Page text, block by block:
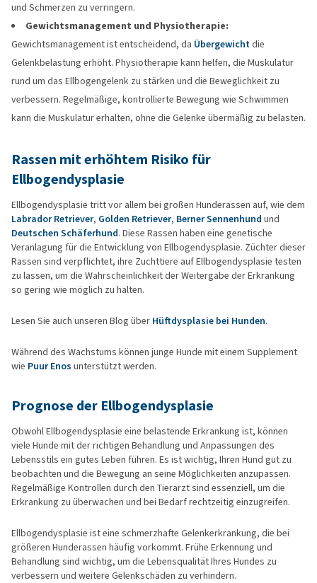
und Schmerzen zu verringern.
Gewichtsmanagement und Physiotherapie:
Gewichtsmanagement ist entscheidend, da Übergewichtdie
Gelenkbelastung erhöht. Physiotherapie kann helfen, die Muskulatur
rund um das Ellbogengelenk zu stärken und die Beweglichkeit zu
verbessern. Regelmäßige, kontrollierte Bewegung wie Schwimmen
kann die Muskulatur erhalten, ohne die Gelenke übermäßig zu belasten.
Rassen mit erhöhtem Risiko für
Ellbogendysplasie
Ellbogendysplasie tritt vor allem bei großen Hunderassen auf, wie dem
Labrador Retriever, Golden Retriever, Berner Sennenhund und
Deutschen Schäferhund. Diese Rassen haben eine genetische
Veranlagung für die Entwicklung von Ellbogendysplasie. Züchter dieser
Rassen sind verpflichtet, ihre Zuchttiere auf Ellbogendysplasie testen
zu lassen, um die Wahrscheinlichkeit der Weitergabe der Erkrankung
so gering wie möglich zu halten.
Lesen Sie auch unseren Blog über Hüftdysplasie bei Hunden.
Während des Wachstums können junge Hunde mit einem Supplement
wie Puur Enos unterstützt werden.
Prognose der Ellbogendysplasie
Obwohl Ellbogendysplasie eine belastende Erkrankung ist, können
viele Hunde mit der richtigen Behandlung und Anpassungen des
Lebensstils ein gutes Leben führen. Es ist wichtig, Ihren Hund gut zu
beobachten und die Bewegung an seine Möglichkeiten anzupassen.
Regelmäßige Kontrollen durch den Tierarzt sind essenziell, um die
Erkrankung zu überwachen und bei Bedarf rechtzeitig einzugreifen.
Ellbogendysplasie ist eine schmerzhafte Gelenkerkrankung, die bei
größeren Hunderassen häufig vorkommt. Frühe Erkennung und
Behandlung sind wichtig, um die Lebensqualität Ihres Hundes zu
verbessern und weitere Gelenkschäden zu verhindern.